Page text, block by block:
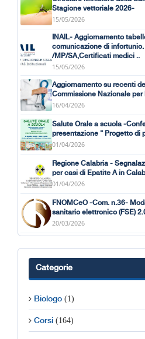
Stagione vettoriale 2026-
15/05/2026
INAIL- Aggiornamento
comunicazione di
/MP/SA,Certificati medici ..
15/05/2026
Aggiornamento su recenti
16/04/2026
Salute Orale a scuola -
presentazione " Progetto di
01/04/2026
Regione Calabria -
per casi di Epatite A in
01/04/2026
FNOMCeO -Com. n.36-
20/03/2026
Categorie
Biologo (1)
Corsi (164)